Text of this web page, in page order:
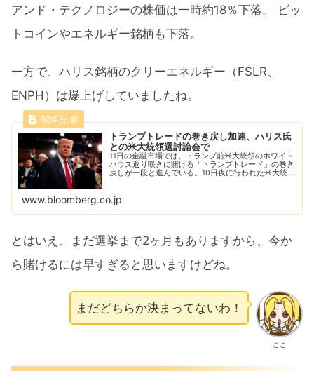
アンド・テクノロジーの株価は一時約18％下落。 ビッ
トコインやエネルギー銘柄も下落。
一方で、ハリス銘柄のクリーエネルギー（FSLR、
ENPH）は爆上げしていましたね。
トランプトレードの巻き戻し加速、ハリス氏
との米大統領選討論会で
11日の金融市場では、トランプ前米大統領のホワイト
ハウス返り咲きに賭ける「トランプトレード」の巻き
戻しが一段と進んでいる。10日夜に行われた米大統領
www.bloomberg.co.jp
とはいえ、まだ選挙まで2ヶ月もありますから、今か
ら賭けるには早すぎると思いますけどね。
ここ
まだどちらか決まってないわ！